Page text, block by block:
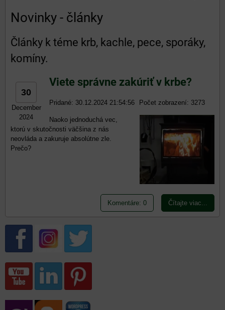
Novinky - články
Články k téme krb, kachle, pece, sporáky,
komíny.
30
December
2024
Viete správne zakúriť v krbe?
Pridané: 30.12.2024 21:54:56 Počet zobrazení: 3273
Naoko jednoduchá vec,
ktorú v skutočnosti väčšina z nás
neovláda a zakuruje absolútne zle.
Prečo?
Čítajte viac...
Komentáre: 0